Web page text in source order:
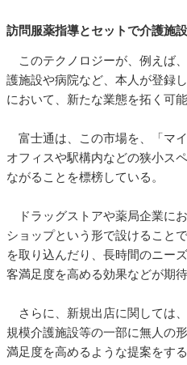
訪問服薬指導とセットで介護施
このテクノロジーが、例えば
護施設や病院など、本人が登録
において、新たな業態を拓く可
富士通は、この市場を、「マ
オフィスや駅構内などの狭小ス
ながることを標榜している。
ドラッグストアや薬局企業に
ショップという形で設けること
を取り込んだり、長時間のニー
客満足度を高める効果などが期
さらに、新規出店に関しては
規模介護施設等の一部に無人の
満足度を高めるような提案をす